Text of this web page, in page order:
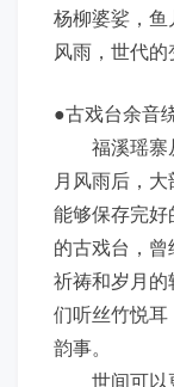
杨柳婆娑，
风雨，世代的
●古戏台余音
福溪瑶寨
月风雨后，
能够保存完
的古戏台，
祈祷和岁月
们听丝竹悦
韵事。
世间可以